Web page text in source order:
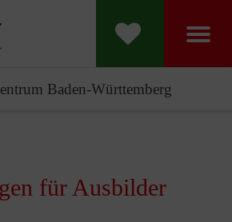
Baden-Württemberg
für Ausbilder